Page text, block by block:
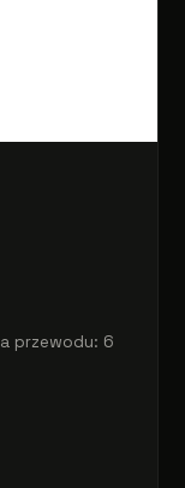
przewodu: 6